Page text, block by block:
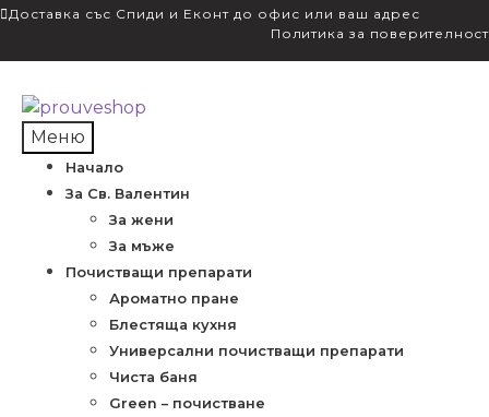
Доставка със Спиди и Еконт до офис или ваш адрес
Политика за поверителност
Skip
to
navigation
Skip
to
content
Меню
Начало
За Св. Валентин
За жени
За мъже
Почистващи препарати
Ароматно пране
Блестяща кухня
Универсални почистващи препарати
Чиста баня
Green – почистване